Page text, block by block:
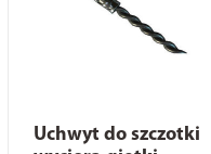
Uchwyt do szczotki